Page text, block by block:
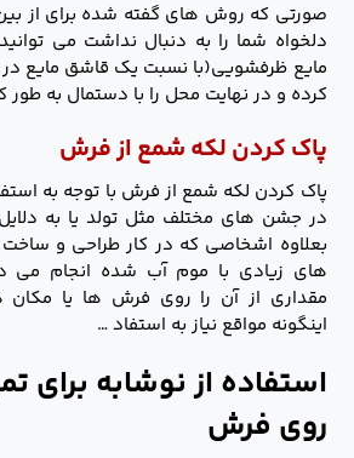
صورتی که روش های گفته شده برای از بین
دلخواه شما را به دنبال نداشت می
مایع ظرفشویی(با نسبت یک قاشق مایع در
کرده و در نهایت محل را با دستمال به طور
پاک کردن لکه شمع از فرش
پاک کردن لکه شمع از فرش با توجه به
در جشن های مختلف مثل تولد یا به
بعلاوه اشخاصی که در کار طراحی و
های زیادی با موم آب شده انجام می
مقداری از آن را روی فرش ها یا مکان
اینگونه مواقع نیاز به استفاد …
استفاده از نوشابه برای
روی فرش